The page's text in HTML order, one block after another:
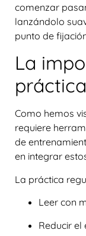
comenzar
lanzándolo
punto de
La
Como hemos
requiere
de
en integrar
La práctica
Leer con
Reducir el